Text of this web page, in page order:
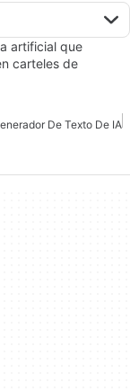
artificial que
carteles de
De Texto De IA